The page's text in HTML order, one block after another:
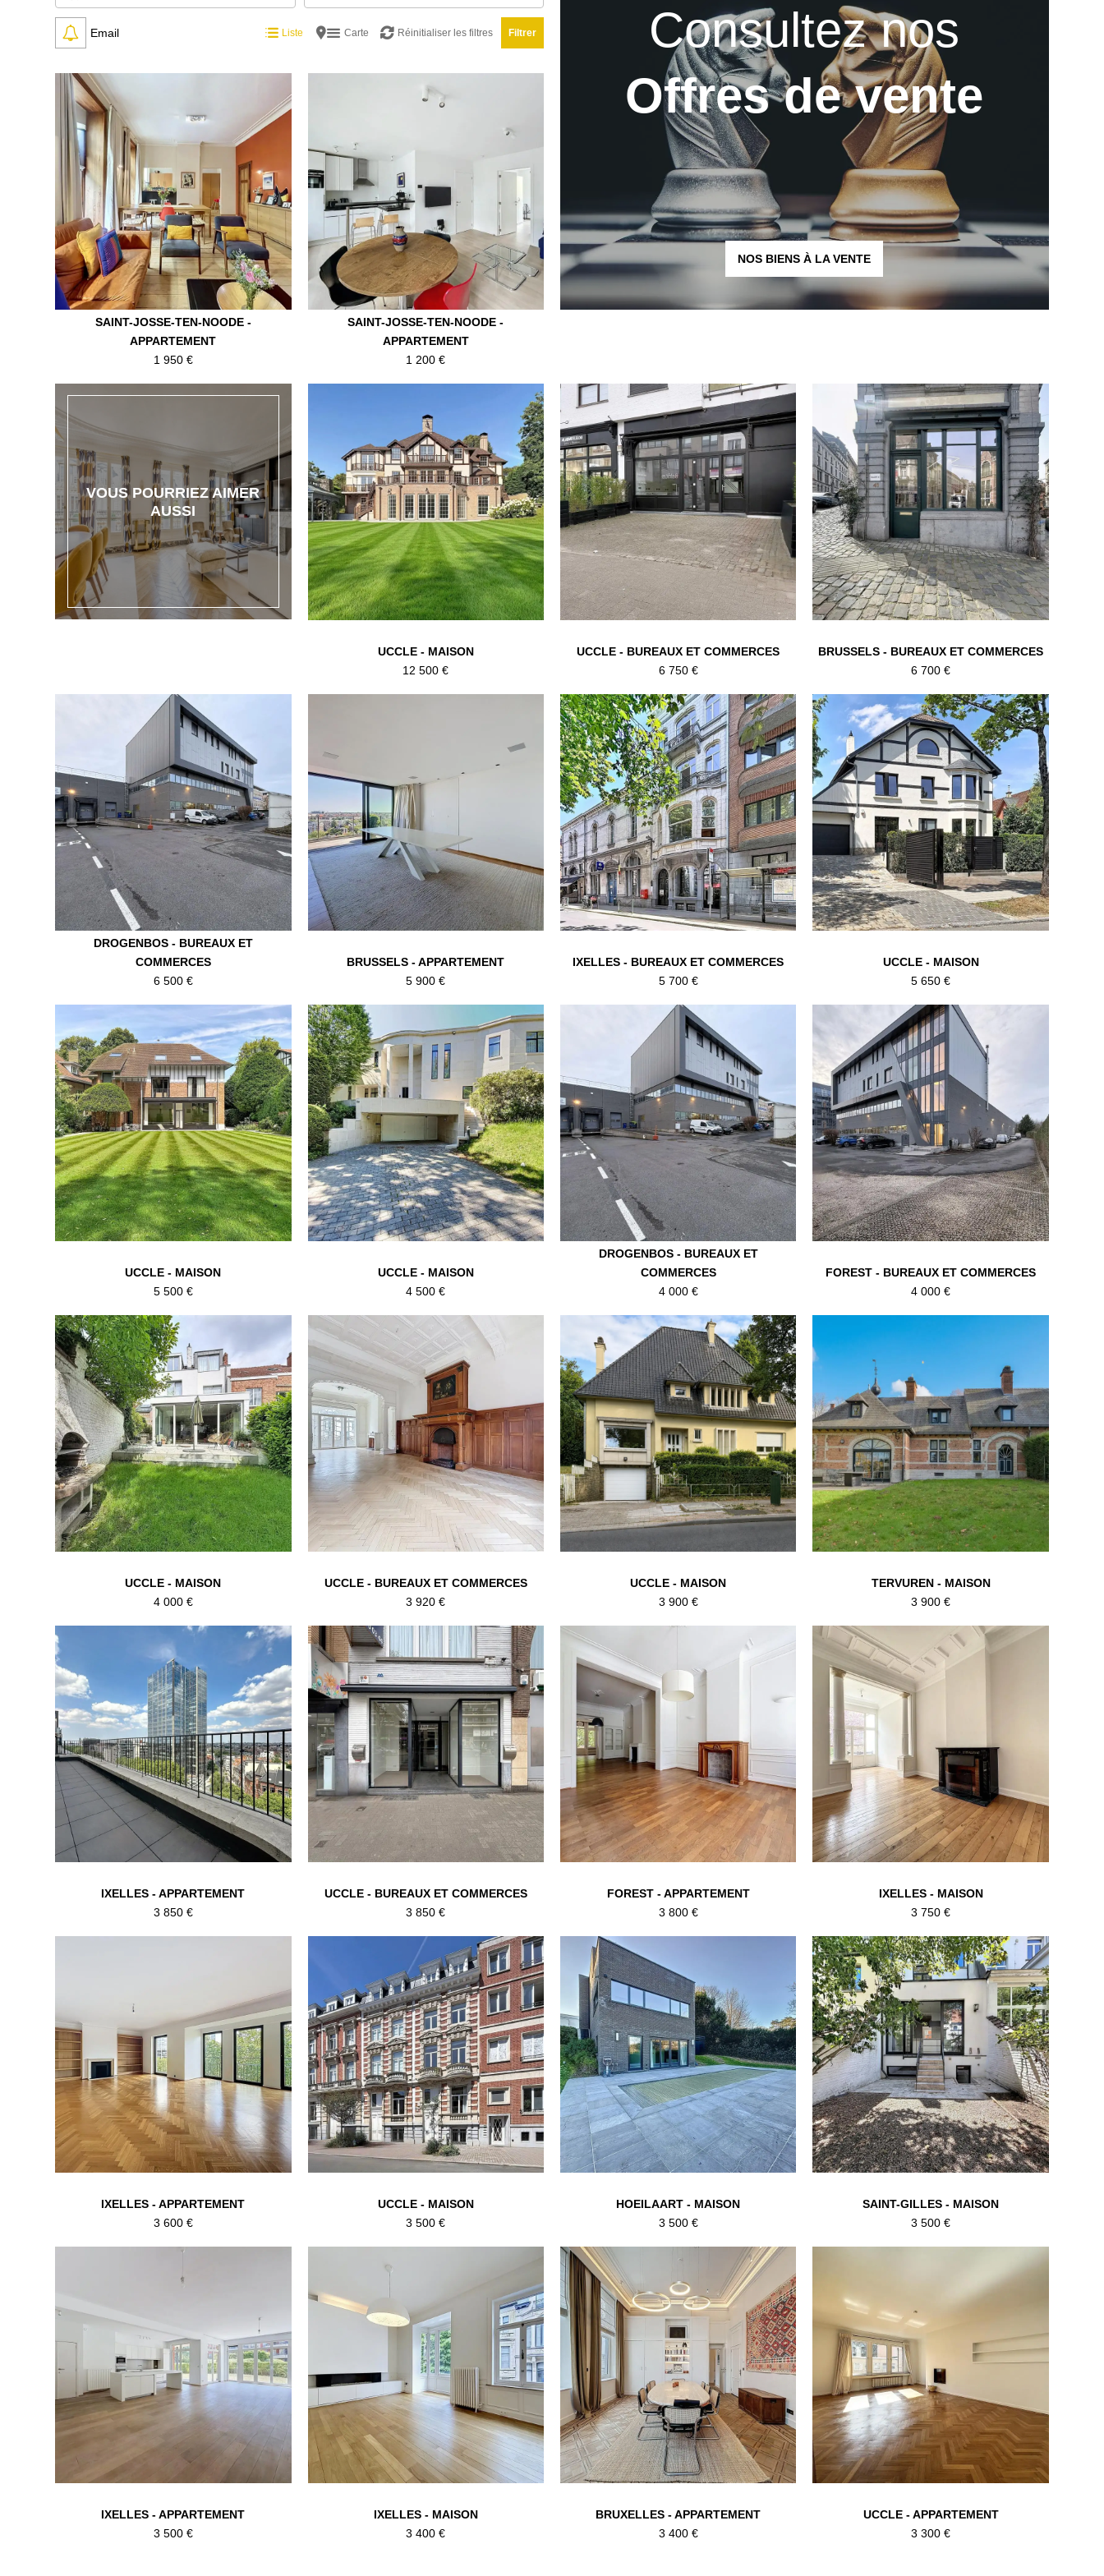
Email Liste Carte Réinitialiser les filtres Filtrer
SAINT-JOSSE-TEN-NOODE -
APPARTEMENT
1 950 €
SAINT-JOSSE-TEN-NOODE -
APPARTEMENT
1 200 €
Consultez nos
Offres de vente
NOS BIENS À LA VENTE
VOUS POURRIEZ AIMER
AUSSI
UCCLE - MAISON
12 500 €
UCCLE - BUREAUX ET COMMERCES
6 750 €
BRUSSELS - BUREAUX ET COMMERCES
6 700 €
DROGENBOS - BUREAUX ET
COMMERCES
6 500 €
BRUSSELS - APPARTEMENT
5 900 €
IXELLES - BUREAUX ET COMMERCES
5 700 €
UCCLE - MAISON
5 650 €
UCCLE - MAISON
5 500 €
UCCLE - MAISON
4 500 €
DROGENBOS - BUREAUX ET
COMMERCES
4 000 €
FOREST - BUREAUX ET COMMERCES
4 000 €
UCCLE - MAISON
4 000 €
UCCLE - BUREAUX ET COMMERCES
3 920 €
UCCLE - MAISON
3 900 €
TERVUREN - MAISON
3 900 €
IXELLES - APPARTEMENT
3 850 €
UCCLE - BUREAUX ET COMMERCES
3 850 €
FOREST - APPARTEMENT
3 800 €
IXELLES - MAISON
3 750 €
IXELLES - APPARTEMENT
3 600 €
UCCLE - MAISON
3 500 €
HOEILAART - MAISON
3 500 €
SAINT-GILLES - MAISON
3 500 €
IXELLES - APPARTEMENT
3 500 €
IXELLES - MAISON
3 400 €
BRUXELLES - APPARTEMENT
3 400 €
UCCLE - APPARTEMENT
3 300 €